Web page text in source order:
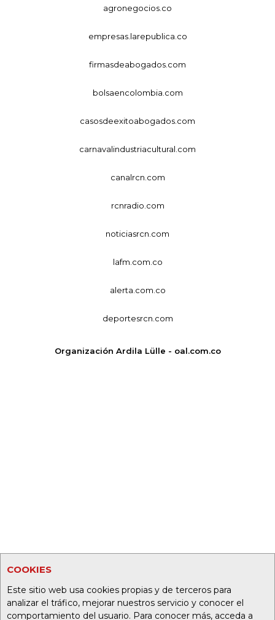
COOKIES
Este sitio web usa cookies propias y de terceros para
analizar el tráfico, mejorar nuestros servicio y conocer el
comportamiento del usuario. Para conocer más, acceda a
agronegocios.co
empresas.larepublica.co
firmasdeabogados.com
bolsaencolombia.com
casosdeexitoabogados.com
carnavalindustriacultural.com
canalrcn.com
rcnradio.com
noticiasrcn.com
lafm.com.co
alerta.com.co
deportesrcn.com
Organización Ardila Lülle - oal.com.co